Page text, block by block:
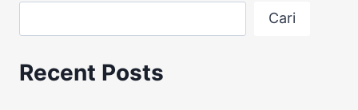
Cari
Recent Posts